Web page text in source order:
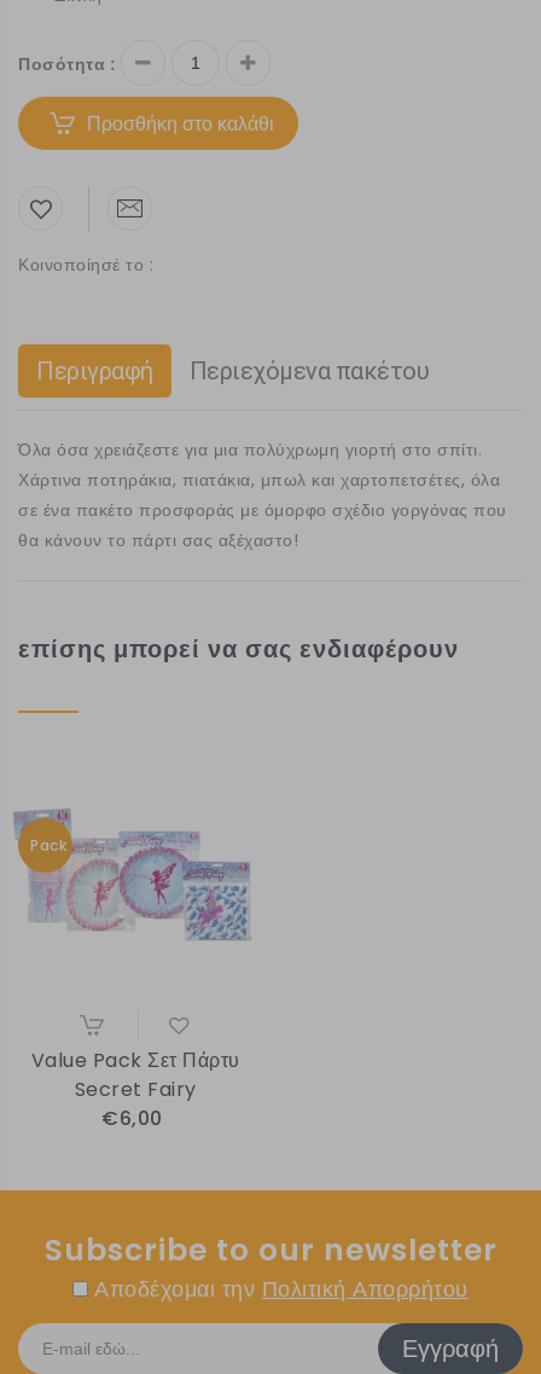
Ποσότητα :
Προσθήκη στο καλάθι
Κοινοποίησέ το :
Περιγραφή Περιεχόμενα πακέτου
Όλα όσα χρειάζεστε για μια πολύχρωμη γιορτή στο σπίτι.
Χάρτινα ποτηράκια, πιατάκια, μπωλ και χαρτοπετσέτες, όλα
σε ένα πακέτο προσφοράς με όμορφο σχέδιο γοργόνας που
θα κάνουν το πάρτι σας αξέχαστο!
επίσης μπορεί να σας ενδιαφέρουν
Pack
Value Pack Σετ Πάρτυ
Secret Fairy
€6,00
Subscribe to our newsletter
Αποδέχομαι την Πολιτική Απορρήτου
Εγγραφή